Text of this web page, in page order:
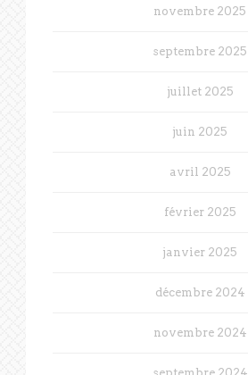
novembre 2025
septembre 2025
juillet 2025
juin 2025
avril 2025
février 2025
janvier 2025
décembre 2024
novembre 2024